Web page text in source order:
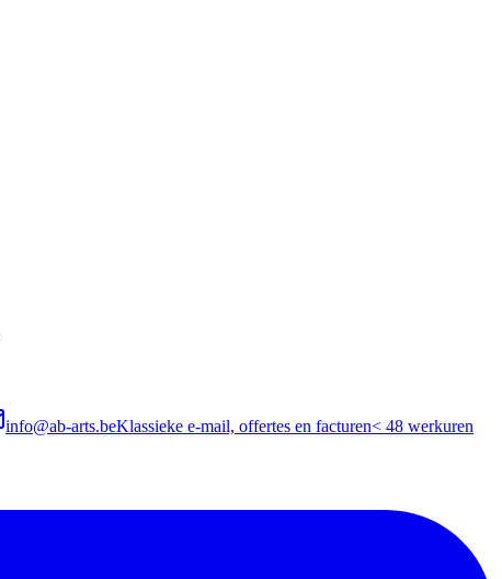
info@ab-arts.beKlassieke e-mail, offertes en facturen< 48 werkuren